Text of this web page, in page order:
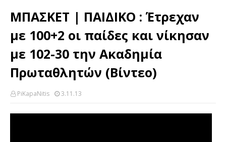
ΜΠΑΣΚΕΤ | ΠΑΙΔΙΚΟ : Έτρεχαν
με 100+2 οι παίδες και νίκησαν
με 102-30 την Ακαδημία
Πρωταθλητών (Βίντεο)
PiKapaNitis 3.11.13